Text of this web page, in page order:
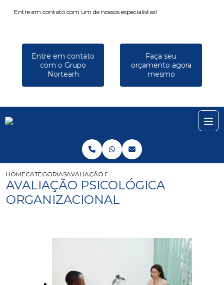
Entre em contato com um de nossos especialistas!
Entre em contato
com o Grupo
Nortearh
Faça seu
orçamento agora
mesmo
HOMECATEGORIASAVALIAÇÃO PSICOLÓGICA ORGANIZACIONAL
AVALIAÇÃO PSICOLÓGICA
ORGANIZACIONAL